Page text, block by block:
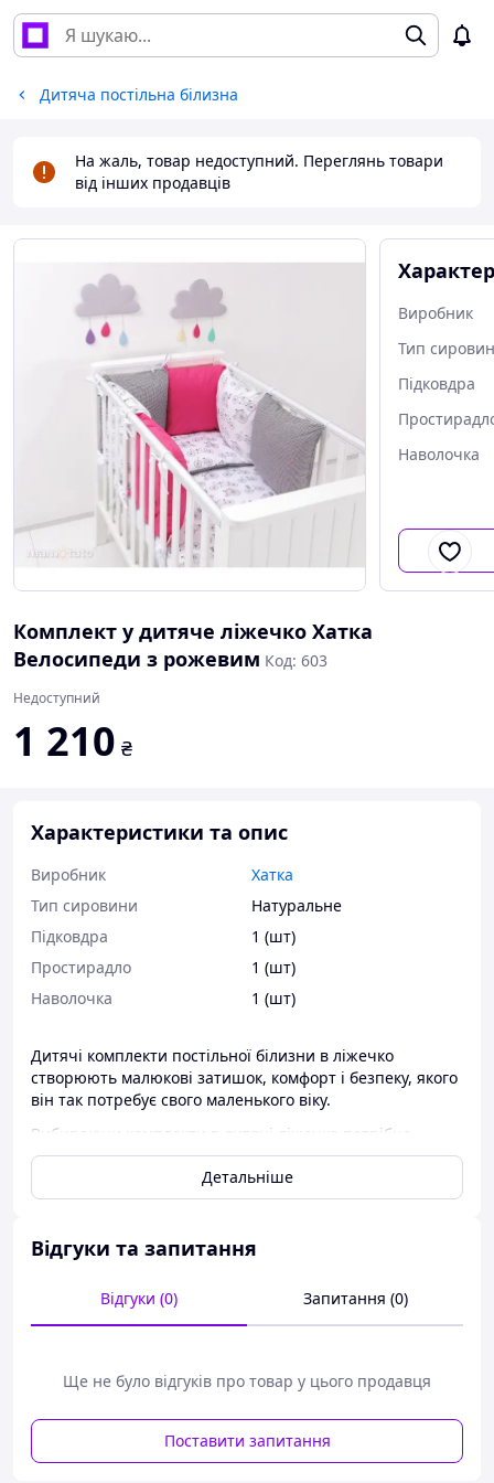
Дитяча постільна білизна
На жаль, товар недоступний. Переглянь товари
від інших продавців
Виробник
Тип
Підковдра
Наволочка
Комплект у дитяче ліжечко Хатка
Велосипеди з рожевим Код: 603
Недоступний
1 210 ₴
Характеристики та опис
Виробник
Хатка
Тип сировини
Натуральне
Підковдра
1 (шт)
Простирадло
1 (шт)
Наволочка
1 (шт)
Дитячі комплекти постільної білизни в ліжечко
створюють малюкові затишок, комфорт і безпеку, якого
він так потребує свого маленького віку.
Вибираючи комплекти в дитячі ліжечка потрібно
враховувати
1. Якість виробів і придбання тільки натуральні
добре вбирають вологу та не втрачають свій вигляд під
2. наявність різноманітних ґудзиків, застібок і ременів.
Вибирайте комплекти, у яких таких небезпечних для
використовувати тасьми, гумки, липучки для кріплення
Комплект у ліжечко Хатка 9 в 1 Велосипеди з
рожевим, складається з:
Детальніше
Відгуки та запитання
Відгуки (0) Запитання (0)
Ще не було відгуків про товар у цього продавця
Поставити запитання